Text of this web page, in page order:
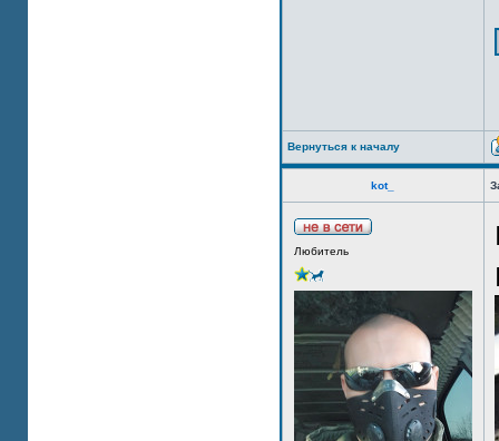
Вернуться к началу
kot_
Любитель